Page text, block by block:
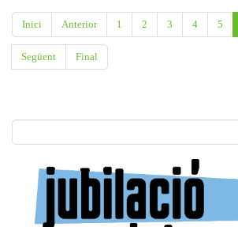
Inici Anterior 1 2 3 4 5
Següent Final